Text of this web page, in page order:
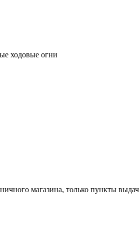
ходовые огни
магазина, только пункты